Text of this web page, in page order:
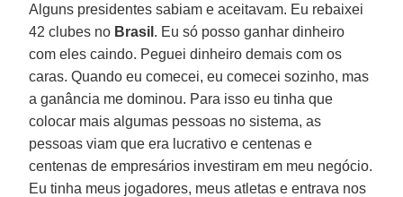
Alguns presidentes sabiam e aceitavam. Eu rebaixei
42 clubes no Brasil . Eu só posso ganhar dinheiro
com eles caindo. Peguei dinheiro demais com os
caras. Quando eu comecei, eu comecei sozinho, mas
a ganância me dominou. Para isso eu tinha que
colocar mais algumas pessoas no sistema, as
pessoas viam que era lucrativo e centenas e
centenas de empresários investiram em meu negócio.
Eu tinha meus jogadores, meus atletas e entrava nos